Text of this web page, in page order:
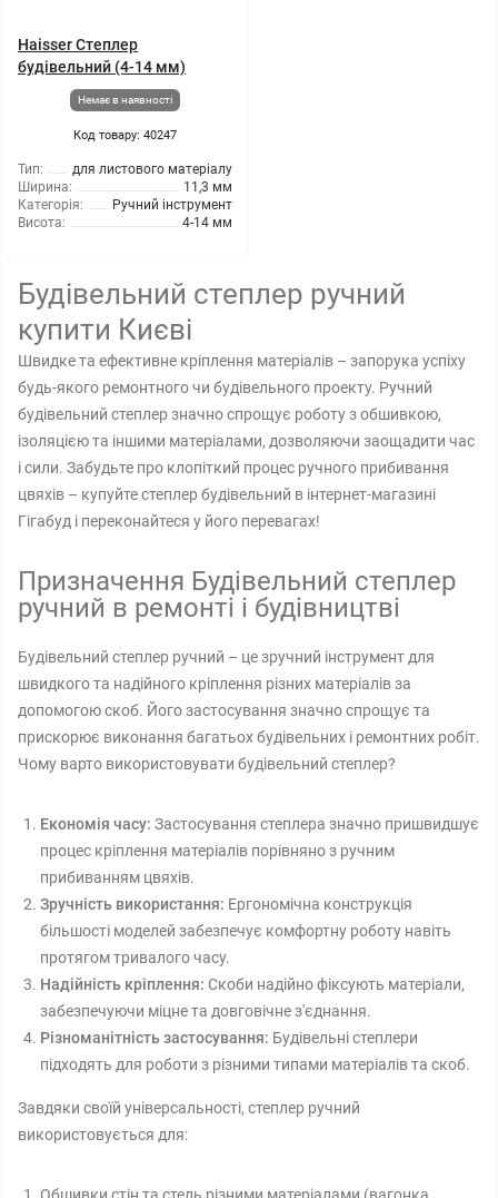
Haisser Степлер
будівельний (4-14 мм)
Немає в наявності
Код товару: 40247
Тип:
для листового матеріалу
Ширина:
11,3 мм
Категорія:
Ручний інструмент
Висота:
4-14 мм
Будівельний степлер ручний
купити Києві
Швидке та ефективне кріплення матеріалів – запорука успіху
будь-якого ремонтного чи будівельного проекту. Ручний
будівельний степлер значно спрощує роботу з обшивкою,
ізоляцією та іншими матеріалами, дозволяючи заощадити час
і сили. Забудьте про клопіткий процес ручного прибивання
цвяхів – купуйте степлер будівельний в інтернет-магазині
Гігабуд і переконайтеся у його перевагах!
Призначення Будівельний степлер
ручний в ремонті і будівництві
Будівельний степлер ручний – це зручний інструмент для
швидкого та надійного кріплення різних матеріалів за
допомогою скоб. Його застосування значно спрощує та
прискорює виконання багатьох будівельних і ремонтних робіт.
Чому варто використовувати будівельний степлер?
Економія часу: Застосування степлера значно пришвидшує
процес кріплення матеріалів порівняно з ручним
прибиванням цвяхів.
Зручність використання: Ергономічна конструкція
більшості моделей забезпечує комфортну роботу навіть
протягом тривалого часу.
Надійність кріплення: Скоби надійно фіксують матеріали,
забезпечуючи міцне та довговічне з'єднання.
Різноманітність застосування: Будівельні степлери
підходять для роботи з різними типами матеріалів та скоб.
Завдяки своїй універсальності, степлер ручний
використовується для: